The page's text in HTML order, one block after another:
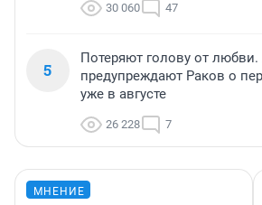
30 060 47
5
Потеряют голову от любви.
предупреждают Раков о
уже в августе
26 228 7
МНЕНИЕ